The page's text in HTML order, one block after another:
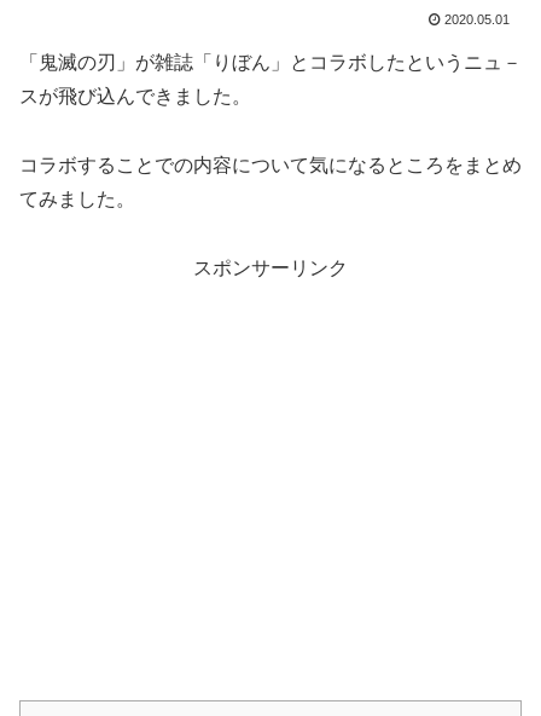
2020.05.01
「鬼滅の刃」が雑誌「りぼん」とコラボしたというニュ－
スが飛び込んできました。
コラボすることでの内容について気になるところをまとめ
てみました。
スポンサーリンク